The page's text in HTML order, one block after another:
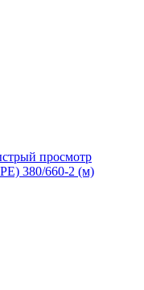
просмотр
380/660-2 (м)